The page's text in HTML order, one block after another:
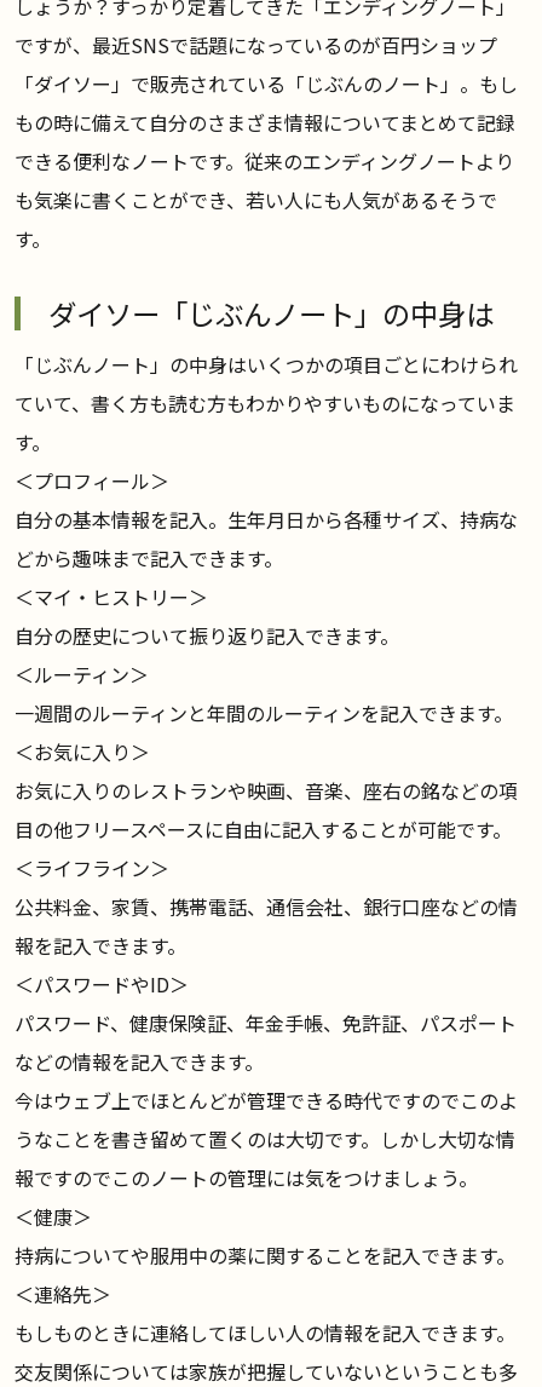
しょうか？すっかり定着してきた「エンディングノート」
ですが、最近SNSで話題になっているのが百円ショップ
「ダイソー」で販売されている「じぶんのノート」。もし
もの時に備えて自分のさまざま情報についてまとめて記録
できる便利なノートです。従来のエンディングノートより
も気楽に書くことができ、若い人にも人気があるそうで
す。
ダイソー「じぶんノート」の中身は
「じぶんノート」の中身はいくつかの項目ごとにわけられ
ていて、書く方も読む方もわかりやすいものになっていま
す。
＜プロフィール＞
自分の基本情報を記入。生年月日から各種サイズ、持病な
どから趣味まで記入できます。
＜マイ・ヒストリー＞
自分の歴史について振り返り記入できます。
＜ルーティン＞
一週間のルーティンと年間のルーティンを記入できます。
＜お気に入り＞
お気に入りのレストランや映画、音楽、座右の銘などの項
目の他フリースペースに自由に記入することが可能です。
＜ライフライン＞
公共料金、家賃、携帯電話、通信会社、銀行口座などの情
報を記入できます。
＜パスワードやID＞
パスワード、健康保険証、年金手帳、免許証、パスポート
などの情報を記入できます。
今はウェブ上でほとんどが管理できる時代ですのでこのよ
うなことを書き留めて置くのは大切です。しかし大切な情
報ですのでこのノートの管理には気をつけましょう。
＜健康＞
持病についてや服用中の薬に関することを記入できます。
＜連絡先＞
もしものときに連絡してほしい人の情報を記入できます。
交友関係については家族が把握していないということも多